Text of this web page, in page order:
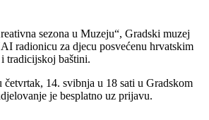
sezona u Muzeju“, Gradski muzej
radionicu za djecu posvećenu hrvatskim
tradicijskoj baštini.
četvrtak, 14. svibnja u 18 sati u Gradskom
je besplatno uz prijavu.